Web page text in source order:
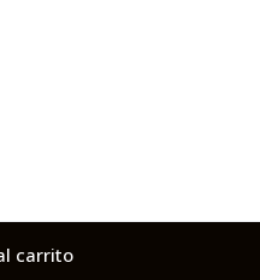
carrito